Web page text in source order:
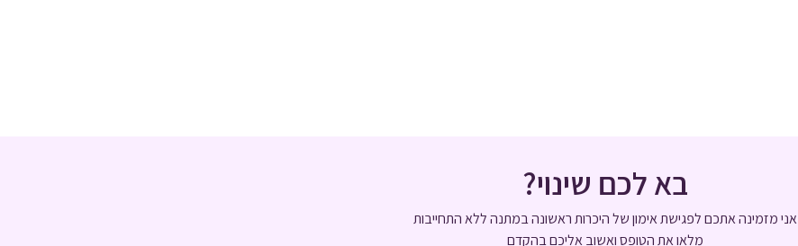
בא לכם שינוי?
אני מזמינה אתכם לפגישת אימון של היכרות ראשונה במתנהללא התחייבות
מלאו את הטופס ואשוב אליכם בהקדם